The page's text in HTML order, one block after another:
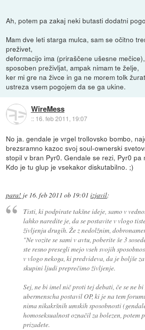
Ah, potem pa zakaj neki butasti dodatni
Mam dve leti starga mulca, sam se očitno
preživet,
deformacijo ima (priraščene ušesne
sposoben preživljat, ampak nimam te želje,
ker mi gre na živce in ga ne morem tolk
ustreza vsem pogojem da se ga ukine.
WireMess
:: 16. feb 2011, 19:07
No ja. gendale je vrgel trollovsko bombo,
brezsramno kazoc svoj soul-ownerski
stopil v bran Pyr0. Gendale se rezi, Pyr0 pa
Kdo je tu glup je vsekakor diskutabilno. ;)
para! je 16. feb 2011 ob 19:01 izjavil:
Tisti, ki podpirate takšne ideje, samo v
lahko naredite je, da se postavite v vlogo
življenju drugih. Že z nedolžnim,
"Ne vozite se sami v avtu, poberite še 3
ste resno presegli mejo vseh svojih
v vlogo nekoga, ki predvideva, da je boljše
skupini ljudi preprečimo življenje.
Sej, ne bi imel nič proti tej debati, če se ne bi
ubermenscha postavil OP, ki je na tem
nima nikakršnih umskih sposobnosti
homoseksualnost označil za bolezen, potem
prizadete.